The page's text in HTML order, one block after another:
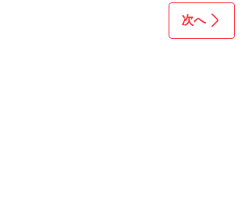
超軽量 マット質感 指紋
防止 レンズ保護 ワイヤ
次へ